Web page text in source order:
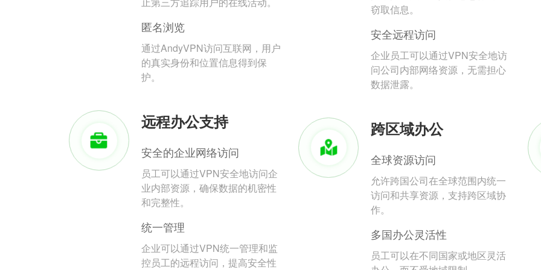
匿名浏览
通过AndyVPN访问互联网，用户
的真实身份和位置信息得到保
护。
窃取信息。
安全远程访问
企业员工可以通过VPN安全地访
问公司内部网络资源，无需担心
数据泄露。
远程办公支持
安全的企业网络访问
员工可以通过VPN安全地访问企
业内部资源，确保数据的机密性
和完整性。
统一管理
企业可以通过VPN统一管理和监
控员工的远程访问，提高安全性
跨区域办公
全球资源访问
允许跨国公司在全球范围内统一
访问和共享资源，支持跨区域协
作。
多国办公灵活性
员工可以在不同国家或地区灵活